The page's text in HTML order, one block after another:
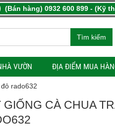
(Bán hàng) 0932 600 899 - (Kỹ
Tìm kiếm
VƯỜN ĐỊA ĐIỂM MUA
rado632
GIỐNG CÀ CHUA